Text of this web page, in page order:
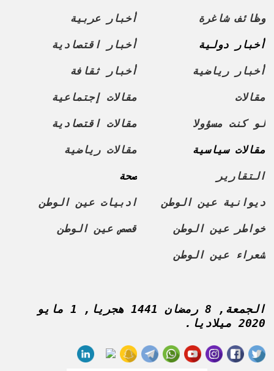
وظائف شاغرة أخبار عربية
أخبار دولية أخبار اقتصادية
أخبار رياضية أخبار ثقافة
مقالات مقالات إجتماعية
لو كنت مسؤولا مقالات اقتصادية
مقالات سياسية مقالات رياضية
التقارير صحة
ديوانية عين الوطن ادبيات عين الوطن
خواطر عين الوطن قصص عين الوطن
شعراء عين الوطن
الجمعة, 8 رمضان 1441 هجريا, 1 مايو
2020 ميلاديا.